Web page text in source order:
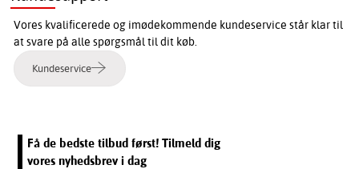
Vores kvalificerede og imødekommende kundeservice står klar til
at svare på alle spørgsmål til dit køb.
Kundeservice
Få de bedste tilbud først! Tilmeld dig
vores nyhedsbrev i dag